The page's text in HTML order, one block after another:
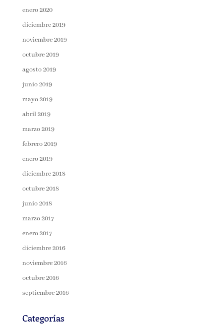
enero 2020
diciembre 2019
noviembre 2019
octubre 2019
agosto 2019
junio 2019
mayo 2019
abril 2019
marzo 2019
febrero 2019
enero 2019
diciembre 2018
octubre 2018
junio 2018
marzo 2017
enero 2017
diciembre 2016
noviembre 2016
octubre 2016
septiembre 2016
Categorías